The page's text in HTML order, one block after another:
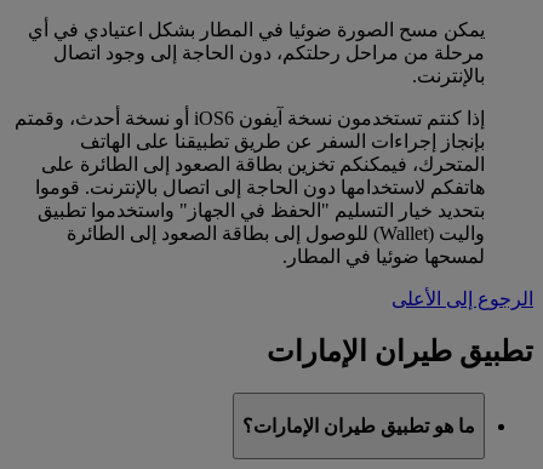
يمكن مسح الصورة ضوئيا في المطار بشكل اعتيادي في أي
مرحلة من مراحل رحلتكم، دون الحاجة إلى وجود اتصال
بالإنترنت.
إذا كنتم تستخدمون نسخة آيفون iOS6 أو نسخة أحدث، وقمتم
بإنجاز إجراءات السفر عن طريق تطبيقنا على الهاتف
المتحرك، فيمكنكم تخزين بطاقة الصعود إلى الطائرة على
هاتفكم لاستخدامها دون الحاجة إلى اتصال بالإنترنت. قوموا
بتحديد خيار التسليم "الحفظ في الجهاز" واستخدموا تطبيق
واليت (Wallet) للوصول إلى بطاقة الصعود إلى الطائرة
لمسحها ضوئيا في المطار.
الرجوع إلى الأعلى
تطبيق طيران الإمارات
ما هو تطبيق طيران الإمارات؟